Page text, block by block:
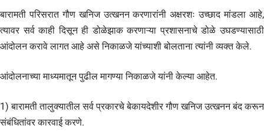
बारामती परिसरात गौण खनिज उत्खनन करणारांनी अक्षरशः उच्छाद मांडला आहे,
त्यावर सर्व काही दिसून ही डोळेझाक करणाऱ्या प्रशासनाचे डोळे उघडण्यासाठी
आंदोलन करावे लागत आहे असे निकाळजे यांच्याशी बोलताना त्यांनी व्यक्त केले.
आंदोलनाच्या माध्यमातून पुढील मागण्या निकाळजे यांनी केल्या आहेत.
1) बारामती तालुक्यातील सर्व प्रकारचे बेकायदेशीर गौण खनिज उत्खनन बंद करून
संबंधितांवर कारवाई करणे.